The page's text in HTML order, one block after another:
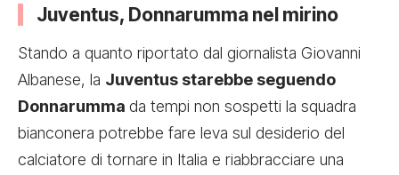
Juventus, Donnarumma nel mirino
Stando a quanto riportato dal giornalista Giovanni
Albanese, la Juventus starebbe seguendo
Donnarumma da tempi non sospetti la squadra
bianconera potrebbe fare leva sul desiderio del
calciatore di tornare in Italia e riabbracciare una